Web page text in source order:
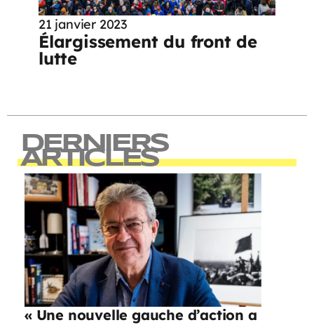
21 janvier 2023
Élargissement du front de
lutte
DERNIERS
ARTICLES
« Une nouvelle gauche d’action a